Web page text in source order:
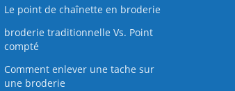
Le point de chaînette en broderie
broderie traditionnelle Vs. Point
compté
Comment enlever une tache sur
une broderie